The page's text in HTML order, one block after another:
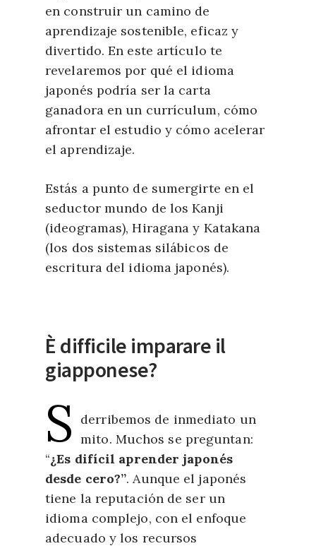
en construir un camino de
aprendizaje sostenible, eficaz y
divertido. En este artículo te
revelaremos por qué el idioma
japonés podría ser la carta
ganadora en un currículum, cómo
afrontar el estudio y cómo acelerar
el aprendizaje.
Estás a punto de sumergirte en el
seductor mundo de losKanji
(ideogramas),Hiraganay Katakana
(los dos sistemas silábicos de
escritura del idioma japonés).
È difficile imparare il
giapponese?
S
derribemos de inmediato un
mito. Muchos se preguntan:
“¿Es difícil aprender japonés
desde cero?”. Aunque el japonés
tiene la reputación de ser un
idioma complejo, con el enfoque
adecuado y los recursos